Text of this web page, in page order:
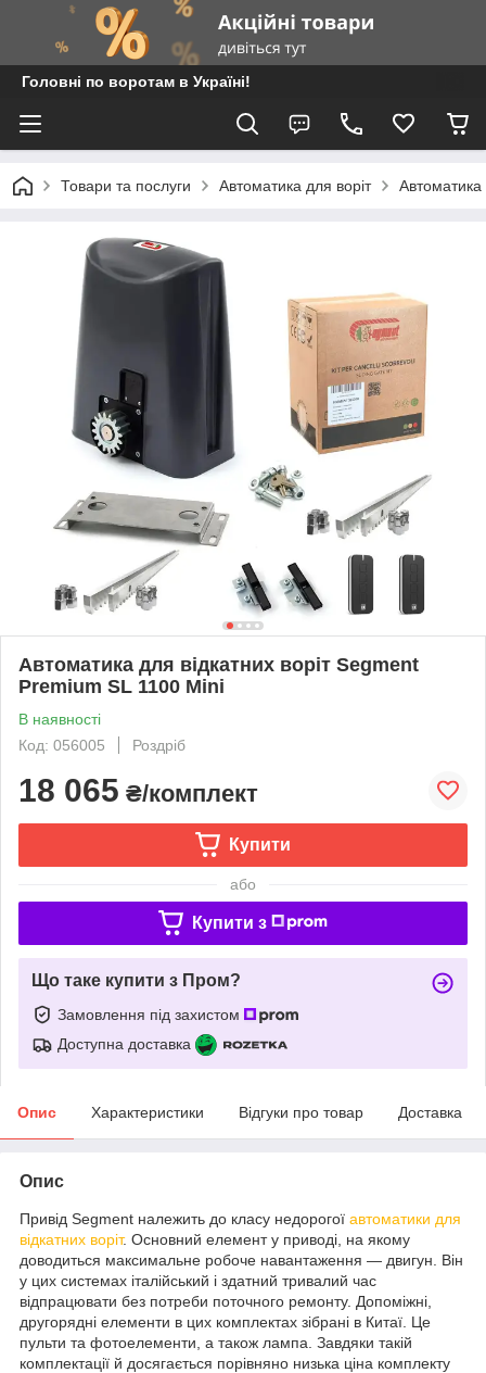
Головні по воротам в Україні!
Товари та послуги Автоматика для воріт Автоматика
Автоматика для відкатних воріт Segment
Premium SL 1100 Mini
В наявності
Код: 056005
Роздріб
18 065 ₴/комплект
Купити
або
Купити з
Що таке купити з Пром?
Замовлення під захистом
Доступна доставка
Опис Характеристики Відгуки про товар Доставка
Опис
Привід Segment належить до класу недорогої автоматики для
відкатних воріт. Основний елемент у приводі, на якому
доводиться максимальне робоче навантаження — двигун. Він
у цих системах італійський і здатний тривалий час
відпрацювати без потреби поточного ремонту. Допоміжні,
другорядні елементи в цих комплектах зібрані в Китаї. Це
пульти та фотоелементи, а також лампа. Завдяки такій
комплектації й досягається порівняно низька ціна комплекту